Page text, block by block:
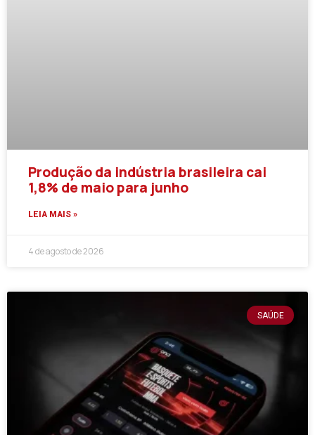
Produção da indústria brasileira cai
1,8% de maio para junho
LEIA MAIS »
4 de agosto de 2026
SAÚDE